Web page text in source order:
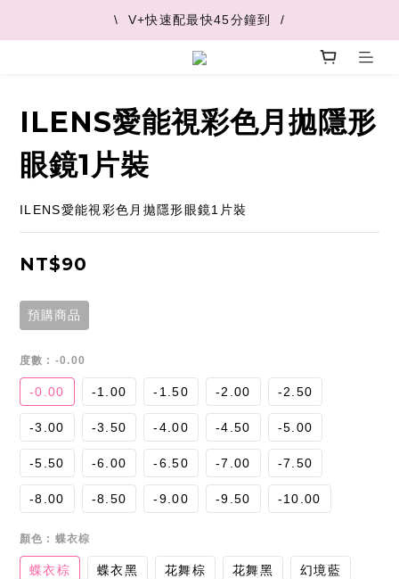
\  V+快速配最快45分鐘到  /
\  V+快速配最快45分鐘到  /
\  推薦好友 領取購物金  /
ILENS愛能視彩色月拋隱形
眼鏡1片裝
ILENS愛能視彩色月拋隱形眼鏡1片裝
NT$90
預購商品
度數 : -0.00
-0.00 -1.00 -1.50 -2.00 -2.50
-3.00 -3.50 -4.00 -4.50 -5.00
-5.50 -6.00 -6.50 -7.00 -7.50
-8.00 -8.50 -9.00 -9.50 -10.00
顏色 : 蝶衣棕
蝶衣棕 蝶衣黑 花舞棕 花舞黑 幻境藍